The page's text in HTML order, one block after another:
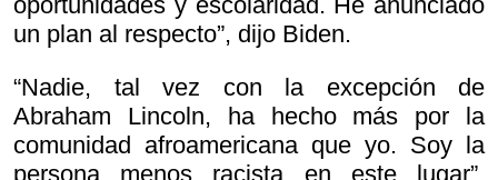
un plan al respecto”, dijo Biden.
“Nadie, tal vez con la excepción de
Abraham Lincoln, ha hecho más por la
comunidad afroamericana que yo. Soy la
persona menos racista en este lugar”,